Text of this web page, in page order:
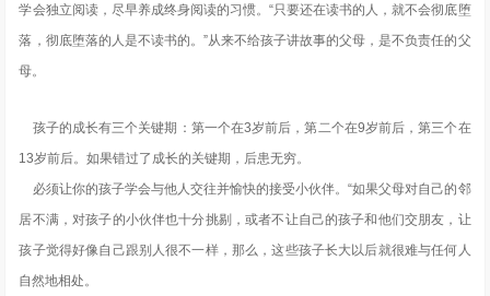
学会独立阅读，尽早养成终身阅读的习惯。“只要还在读书的人，就不会彻底堕
落，彻底堕落的人是不读书的。”从来不给孩子讲故事的父母，是不负责任的父
母。
孩子的成长有三个关键期：第一个在3岁前后，第二个在9岁前后，第三个在
13岁前后。如果错过了成长的关键期，后患无穷。
必须让你的孩子学会与他人交往并愉快的接受小伙伴。“如果父母对自己的邻
居不满，对孩子的小伙伴也十分挑剔，或者不让自己的孩子和他们交朋友，让
孩子觉得好像自己跟别人很不一样，那么，这些孩子长大以后就很难与任何人
自然地相处。